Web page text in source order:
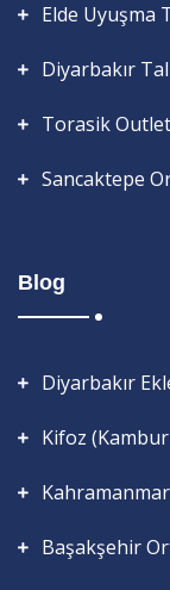
Elde Uyuşma
Diyarbakır
Torasik
Sancaktepe
Blog
Diyarbakır
Kifoz
Başakşehir